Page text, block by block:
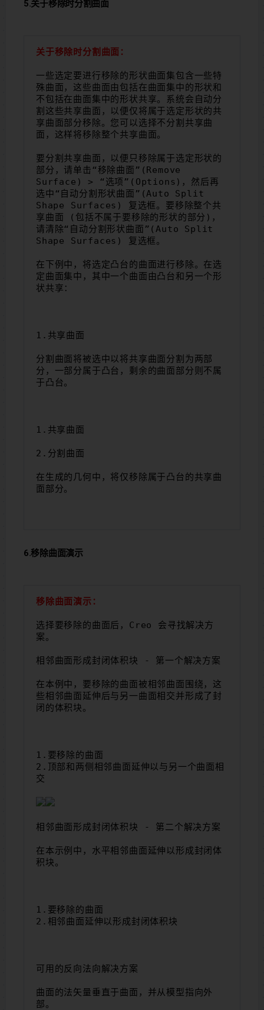
5.关于移除时分割曲面
关于移除时分割曲面：
一些选定要进行移除的形状曲面集包含一些特
殊曲面，这些曲面由包括在曲面集中的形状和
不包括在曲面集中的形状共享。系统会自动分
割这些共享曲面，以便仅将属于选定形状的共
享曲面部分移除。您可以选择不分割共享曲
面，这样将移除整个共享曲面。
要分割共享曲面，以便只移除属于选定形状的
部分，请单击“移除曲面”(Remove
Surface) > “选项”(Options)，然后再
选中“自动分割形状曲面”(Auto Split
Shape Surfaces) 复选框。要移除整个共
享曲面 (包括不属于要移除的形状的部分)，
请清除“自动分割形状曲面”(Auto Split
Shape Surfaces) 复选框。
在下例中，将选定凸台的曲面进行移除。在选
定曲面集中，其中一个曲面由凸台和另一个形
状共享：
1.共享曲面
分割曲面将被选中以将共享曲面分割为两部
分，一部分属于凸台，剩余的曲面部分则不属
于凸台。
1.共享曲面
2.分割曲面
在生成的几何中，将仅移除属于凸台的共享曲
面部分。
6.移除曲面演示
移除曲面演示：
选择要移除的曲面后，Creo 会寻找解决方
案。
相邻曲面形成封闭体积块 - 第一个解决方案
在本例中，要移除的曲面被相邻曲面围绕，这
些相邻曲面延伸后与另一曲面相交并形成了封
闭的体积块。
1.要移除的曲面
2.顶部和两侧相邻曲面延伸以与另一个曲面相
交
相邻曲面形成封闭体积块 - 第二个解决方案
在本示例中，水平相邻曲面延伸以形成封闭体
积块。
1.要移除的曲面
2.相邻曲面延伸以形成封闭体积块
可用的反向法向解决方案
曲面的法矢量垂直于曲面，并从模型指向外
部。